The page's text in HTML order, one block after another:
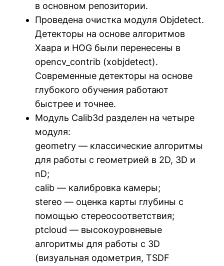
в основном репозитории.
Проведена очистка модуля Objdetect.
Детекторы на основе алгоритмов
Хаара и HOG были перенесены в
opencv_contrib (xobjdetect).
Современные детекторы на основе
глубокого обучения работают
быстрее и точнее.
Модуль Calib3d разделен на четыре
модуля:
geometry — классические алгоритмы
для работы с геометрией в 2D, 3D и
nD;
calib — калибровка камеры;
stereo — оценка карты глубины с
помощью стереосоответствия;
ptcloud — высокоуровневые
алгоритмы для работы с 3D
(визуальная одометрия, TSDF